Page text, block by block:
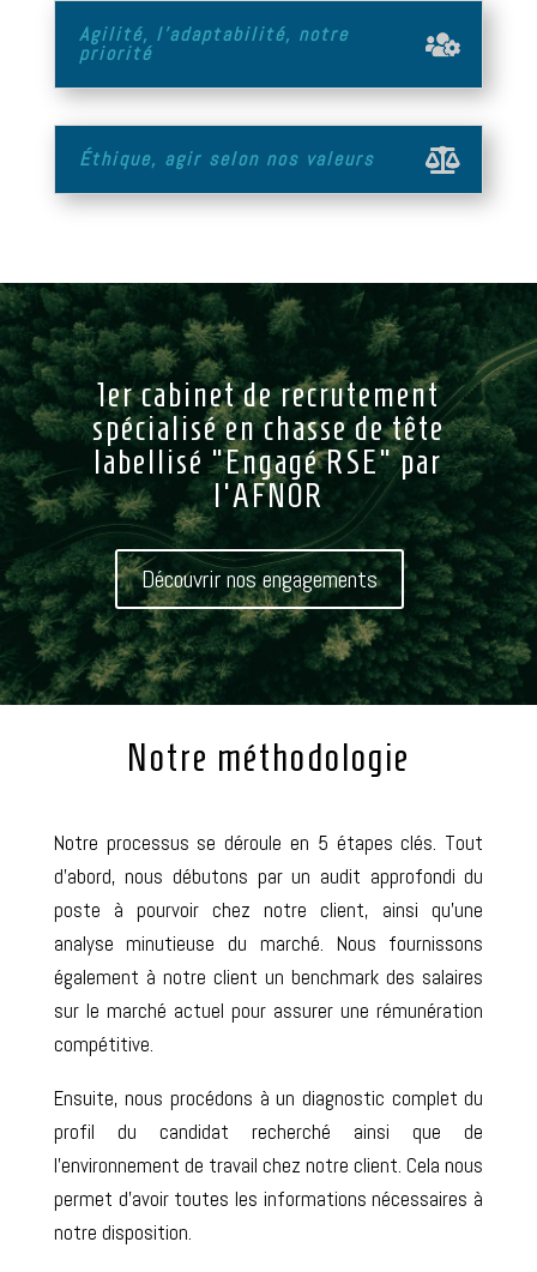
Agilité, l'adaptabilité, notre
priorité
Éthique, agir selon nos valeurs
1er cabinet de recrutement
spécialisé en chasse de tête
labellisé "Engagé RSE" par
l'AFNOR
Découvrir nos engagements
Notre méthodologie
Notre processus se déroule en 5 étapes clés. Tout
d’abord, nous débutons par un audit approfondi du
poste à pourvoir chez notre client, ainsi qu’une
analyse minutieuse du marché. Nous fournissons
également à notre client un benchmark des salaires
sur le marché actuel pour assurer une rémunération
compétitive.
Ensuite, nous procédons à un diagnostic complet du
profil du candidat recherché ainsi que de
l’environnement de travail chez notre client. Cela nous
permet d’avoir toutes les informations nécessaires à
notre disposition.